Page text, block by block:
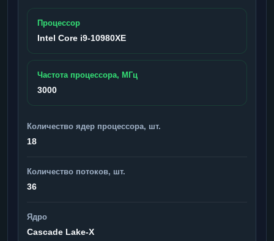
Процессор
Intel Core i9-10980XE
Частота процессора, МГц
3000
Количество ядер процессора, шт.
18
Количество потоков, шт.
36
Ядро
Cascade Lake-X